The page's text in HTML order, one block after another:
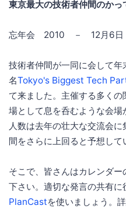
東京最大の技術者仲間のかっ
忘年会 2010 － 12月6日
技術者仲間が一同に会して
名Tokyo's Biggest Tech
て来ました。主催する多く
場として息を呑むような会
人数は去年の壮大な交流会
間をさらに上回ると予想して
そこで、皆さんはカレンダ
下さい。適切な発言の共有に
PlanCastを使いましょう。